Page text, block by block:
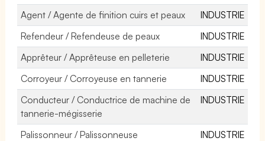
Agent / Agente de finition cuirs et peaux
INDUSTRIE
Refendeur / Refendeuse de peaux
INDUSTRIE
Apprêteur / Apprêteuse en pelleterie
INDUSTRIE
Corroyeur / Corroyeuse en tannerie
INDUSTRIE
Conducteur / Conductrice de machine de
tannerie-mégisserie
INDUSTRIE
Palissonneur / Palissonneuse
INDUSTRIE